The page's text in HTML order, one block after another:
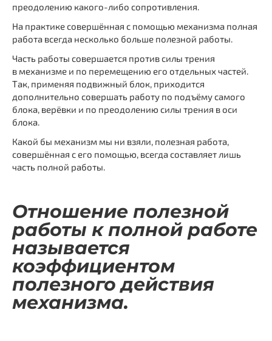
преодолению какого-либо сопротивления.
На практике совершённая с помощью механизма полная
работа всегда несколько больше полезной работы.
Часть работы совершается против силы трения
в механизме и по перемещению его отдельных частей.
Так, применяя подвижный блок, приходится
дополнительно совершать работу по подъёму самого
блока, верёвки и по преодолению силы трения в оси
блока.
Какой бы механизм мы ни взяли, полезная работа,
совершённая с его помощью, всегда составляет лишь
часть полной работы.
Отношение полезной
работы к полной работе
называется
коэффициентом
полезного действия
механизма.